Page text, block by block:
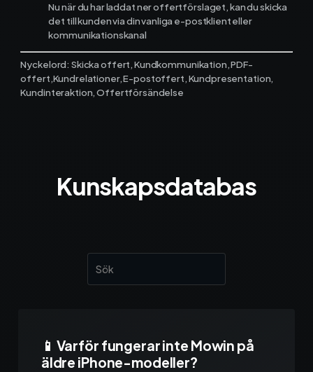
Tidrapportering
Materialhantering
Husarbete
Kalender
Nu när du har laddat ner offertförslaget, kan du skicka
det till kunden via din vanliga e-postklient eller
kommunikationskanal
Nyckelord: Skicka offert, Kundkommunikation, PDF-
offert,Kundrelationer, E-postoffert, Kundpresentation,
Kundinteraktion, Offertförsändelse
Kunskapsdatabas
📱 Varför fungerar inte Mowin på
äldre iPhone-modeller?